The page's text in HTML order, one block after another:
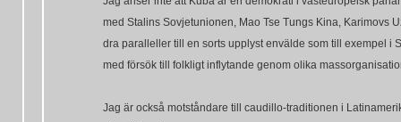
med Stalins Sovjetunionen, Mao Tse Tungs Kina, Karimovs
dra paralleller till en sorts upplyst envälde som till exempel i
med försök till folkligt inflytande genom olika
Jag är också motståndare till caudillo-traditionen i